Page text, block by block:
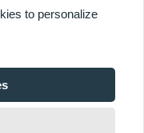
pribadi
Technology Co.
to personalize